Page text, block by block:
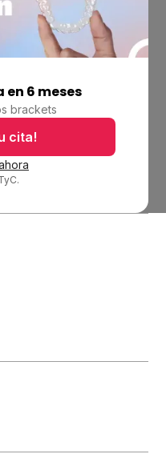
en 6 meses
brackets
cita!